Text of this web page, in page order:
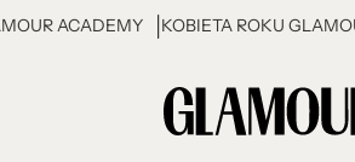
ACADEMY KOBIETA ROKU